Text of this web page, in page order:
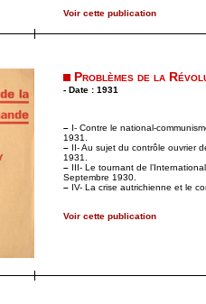
Voir cette publication
Problèmes de la
- Date : 1931
– I- Contre le national-
1931.
– II- Au sujet du contrôle ouvrier
1931.
– III- Le tournant de
Septembre 1930.
– IV- La crise autrichienne et le
Voir cette publication